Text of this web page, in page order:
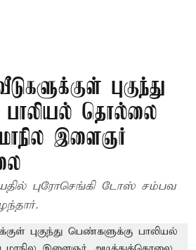
புகுந்து
பாலியல் தொல்லை
இளைஞர்
புரோசெங்கி டோஸ் சம்பவ